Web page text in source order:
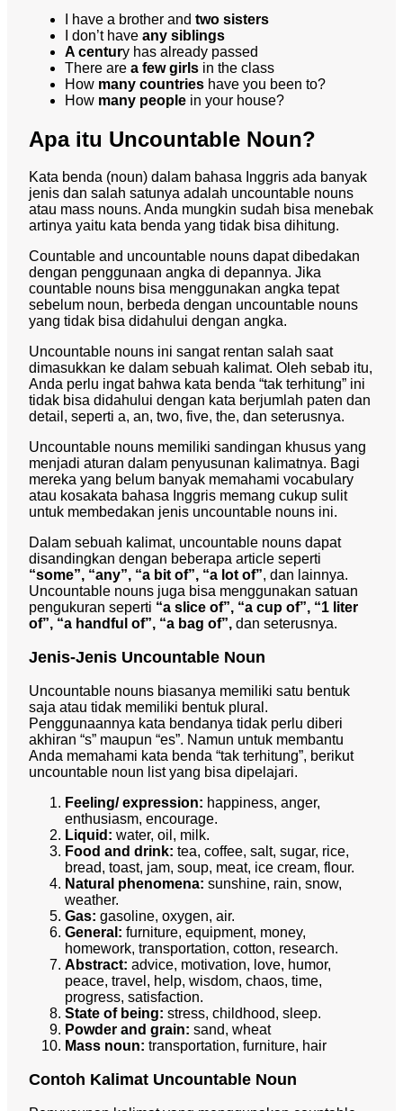
I have a brother and two sisters
I don’t have any siblings
A century has already passed
There are a few girls in the class
How many countries have you been to?
How many people in your house?
Apa itu Uncountable Noun?
Kata benda (noun) dalam bahasa Inggris ada banyak
jenis dan salah satunya adalah uncountable nouns
atau mass nouns. Anda mungkin sudah bisa menebak
artinya yaitu kata benda yang tidak bisa dihitung.
Countable and uncountable nouns dapat dibedakan
dengan penggunaan angka di depannya. Jika
countable nouns bisa menggunakan angka tepat
sebelum noun, berbeda dengan uncountable nouns
yang tidak bisa didahului dengan angka.
Uncountable nouns ini sangat rentan salah saat
dimasukkan ke dalam sebuah kalimat. Oleh sebab itu,
Anda perlu ingat bahwa kata benda “tak terhitung” ini
tidak bisa didahului dengan kata berjumlah paten dan
detail, seperti a, an, two, five, the, dan seterusnya.
Uncountable nouns memiliki sandingan khusus yang
menjadi aturan dalam penyusunan kalimatnya. Bagi
mereka yang belum banyak memahami vocabulary
atau kosakata bahasa Inggris memang cukup sulit
untuk membedakan jenis uncountable nouns ini.
Dalam sebuah kalimat, uncountable nouns dapat
disandingkan dengan beberapa article seperti
“some”, “any”, “a bit of”, “a lot of”, dan lainnya.
Uncountable nouns juga bisa menggunakan satuan
pengukuran seperti “a slice of”, “a cup of”, “1 liter
of”, “a handful of”, “a bag of”, dan seterusnya.
Jenis-Jenis Uncountable Noun
Uncountable nouns biasanya memiliki satu bentuk
saja atau tidak memiliki bentuk plural.
Penggunaannya kata bendanya tidak perlu diberi
akhiran “s” maupun “es”. Namun untuk membantu
Anda memahami kata benda “tak terhitung”, berikut
uncountable noun list yang bisa dipelajari.
Feeling/ expression: happiness, anger,
enthusiasm, encourage.
Liquid: water, oil, milk.
Food and drink: tea, coffee, salt, sugar, rice,
bread, toast, jam, soup, meat, ice cream, flour.
Natural phenomena: sunshine, rain, snow,
weather.
Gas: gasoline, oxygen, air.
General: furniture, equipment, money,
homework, transportation, cotton, research.
Abstract: advice, motivation, love, humor,
peace, travel, help, wisdom, chaos, time,
progress, satisfaction.
State of being: stress, childhood, sleep.
Powder and grain: sand, wheat
Mass noun: transportation, furniture, hair
Contoh Kalimat Uncountable Noun